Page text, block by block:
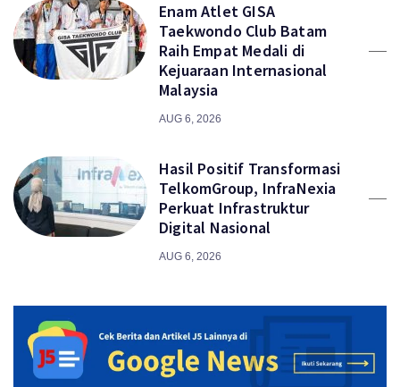
Enam Atlet GISA
Taekwondo Club Batam
Raih Empat Medali di
Kejuaraan Internasional
Malaysia
AUG 6, 2026
Hasil Positif Transformasi
TelkomGroup, InfraNexia
Perkuat Infrastruktur
Digital Nasional
AUG 6, 2026